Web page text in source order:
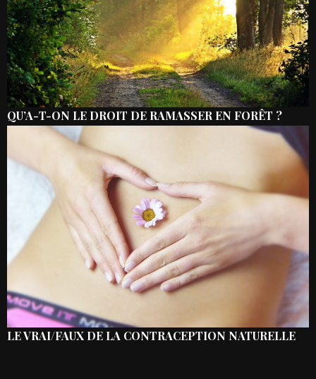
QU’A-T-ON LE DROIT DE RAMASSER EN FORÊT ?
LE VRAI/FAUX DE LA CONTRACEPTION NATURELLE